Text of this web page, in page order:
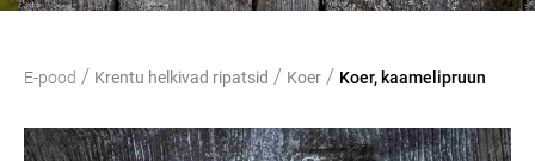
E-pood / Krentu helkivad ripatsid / Koer / Koer, kaamelipruun